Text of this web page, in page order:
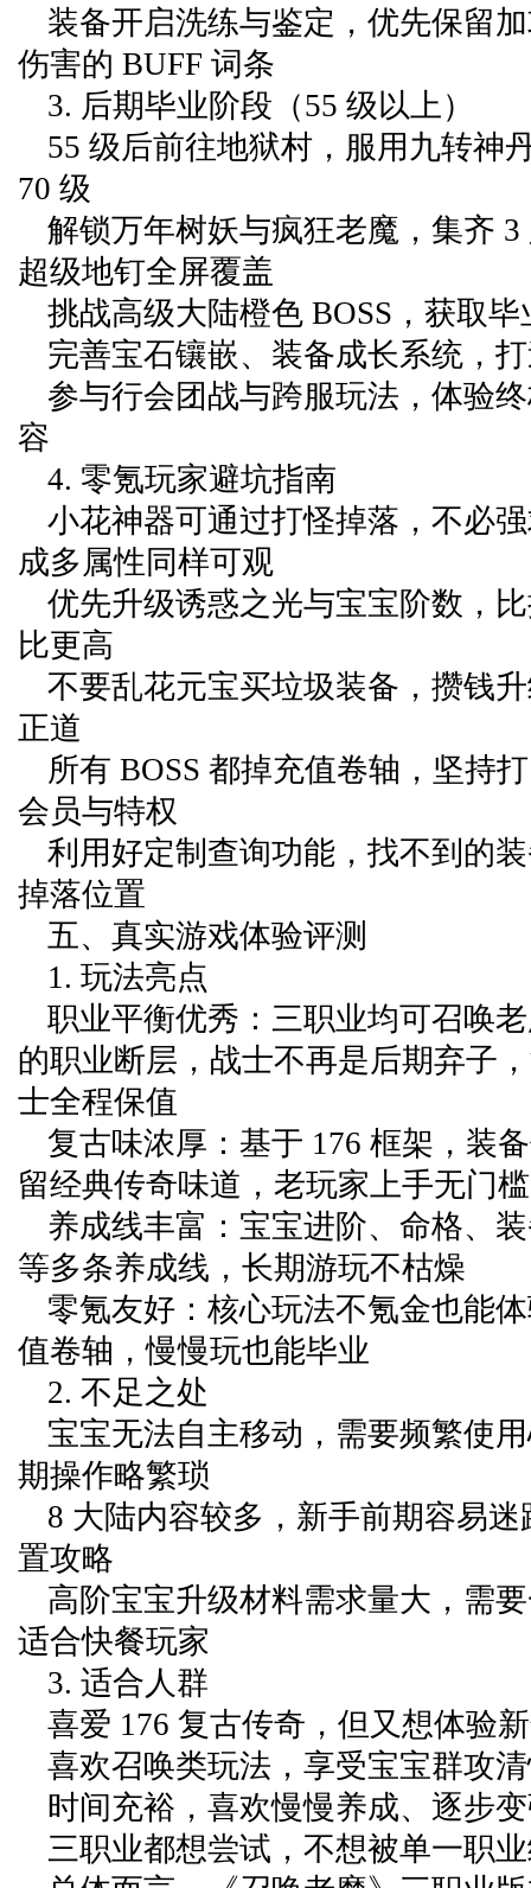
装备开启洗练与鉴定，优先保留
伤害的 BUFF 词条
3. 后期毕业阶段（55 级以上）
55 级后前往地狱村，服用九转神
70 级
解锁万年树妖与疯狂老魔，集齐
超级地钉全屏覆盖
挑战高级大陆橙色 BOSS，获取
完善宝石镶嵌、装备成长系统，
参与行会团战与跨服玩法，体验
容
4. 零氪玩家避坑指南
小花神器可通过打怪掉落，不必
成多属性同样可观
优先升级诱惑之光与宝宝阶数，
比更高
不要乱花元宝买垃圾装备，攒钱
正道
所有 BOSS 都掉充值卷轴，坚持
会员与特权
利用好定制查询功能，找不到的
掉落位置
五、真实游戏体验评测
1. 玩法亮点
职业平衡优秀：三职业均可召唤
的职业断层，战士不再是后期弃子
士全程保值
复古味浓厚：基于 176 框架，装
留经典传奇味道，老玩家上手无门槛
养成线丰富：宝宝进阶、命格、
等多条养成线，长期游玩不枯燥
零氪友好：核心玩法不氪金也能
值卷轴，慢慢玩也能毕业
2. 不足之处
宝宝无法自主移动，需要频繁使
期操作略繁琐
8 大陆内容较多，新手前期容易
置攻略
高阶宝宝升级材料需求量大，需
适合快餐玩家
3. 适合人群
喜爱 176 复古传奇，但又想体验
喜欢召唤类玩法，享受宝宝群攻
时间充裕，喜欢慢慢养成、逐步
三职业都想尝试，不想被单一职